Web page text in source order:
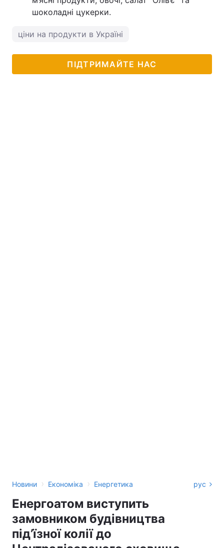
шоколадні цукерки.
ціни на продукти в Україні
ПІДТРИМАЙТЕ НАС
Новини › Економіка › Енергетика рус
Енергоатом виступить
замовником будівництва
під’їзної колії до